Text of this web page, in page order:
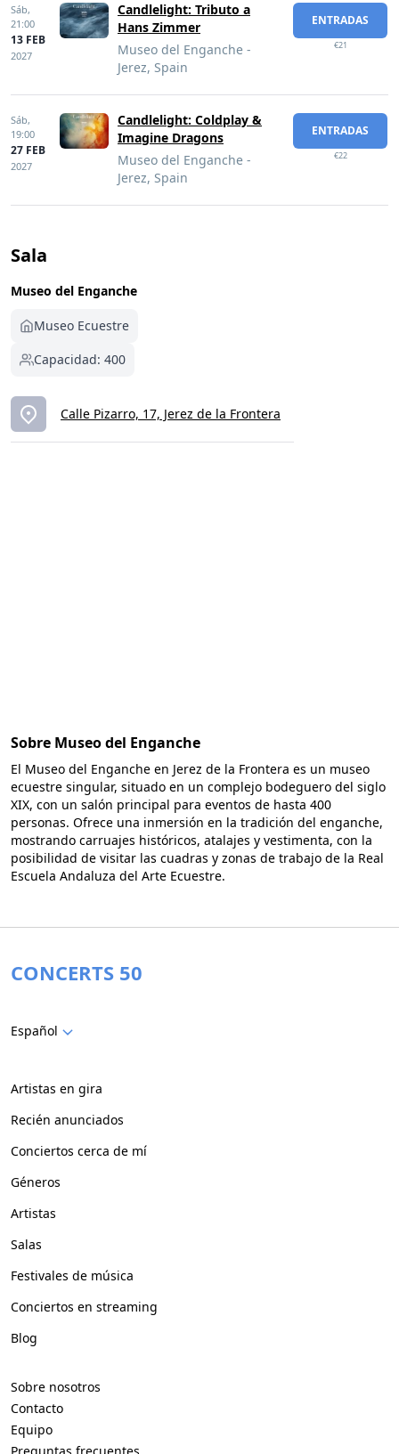
Sáb,
21:00
13 FEB
2027
Candlelight: Tributo a
Hans Zimmer
Museo del Enganche -
Jerez, Spain
ENTRADAS
€21
Sáb,
19:00
27 FEB
2027
Candlelight: Coldplay &
Imagine Dragons
Museo del Enganche -
Jerez, Spain
ENTRADAS
€22
Sala
Museo del Enganche
Museo Ecuestre
Capacidad: 400
Calle Pizarro, 17, Jerez de la Frontera
Sobre Museo del Enganche
El Museo del Enganche en Jerez de la Frontera es un museo
ecuestre singular, situado en un complejo bodeguero del siglo
XIX, con un salón principal para eventos de hasta 400
personas. Ofrece una inmersión en la tradición del enganche,
mostrando carruajes históricos, atalajes y vestimenta, con la
posibilidad de visitar las cuadras y zonas de trabajo de la Real
Escuela Andaluza del Arte Ecuestre.
CONCERTS 50
Español
Artistas en gira
Recién anunciados
Conciertos cerca de mí
Géneros
Artistas
Salas
Festivales de música
Conciertos en streaming
Blog
Sobre nosotros
Contacto
Equipo